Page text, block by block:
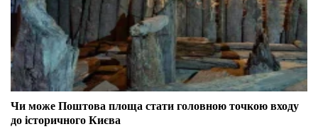
Чи може Поштова площа стати головною точкою входу
до історичного Києва